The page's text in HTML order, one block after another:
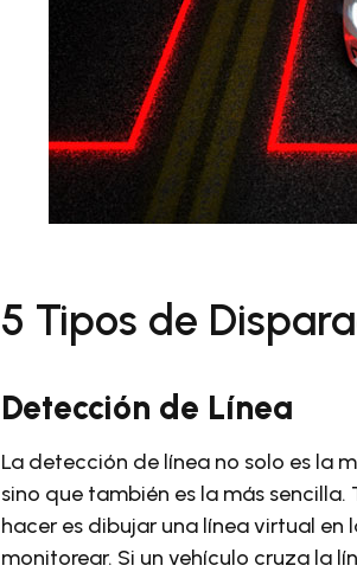
5 Tipos de
Detección de Línea
La detección de línea no solo es la
sino que también es la más
hacer es dibujar una línea virtual
monitorear. Si un vehículo cruza la